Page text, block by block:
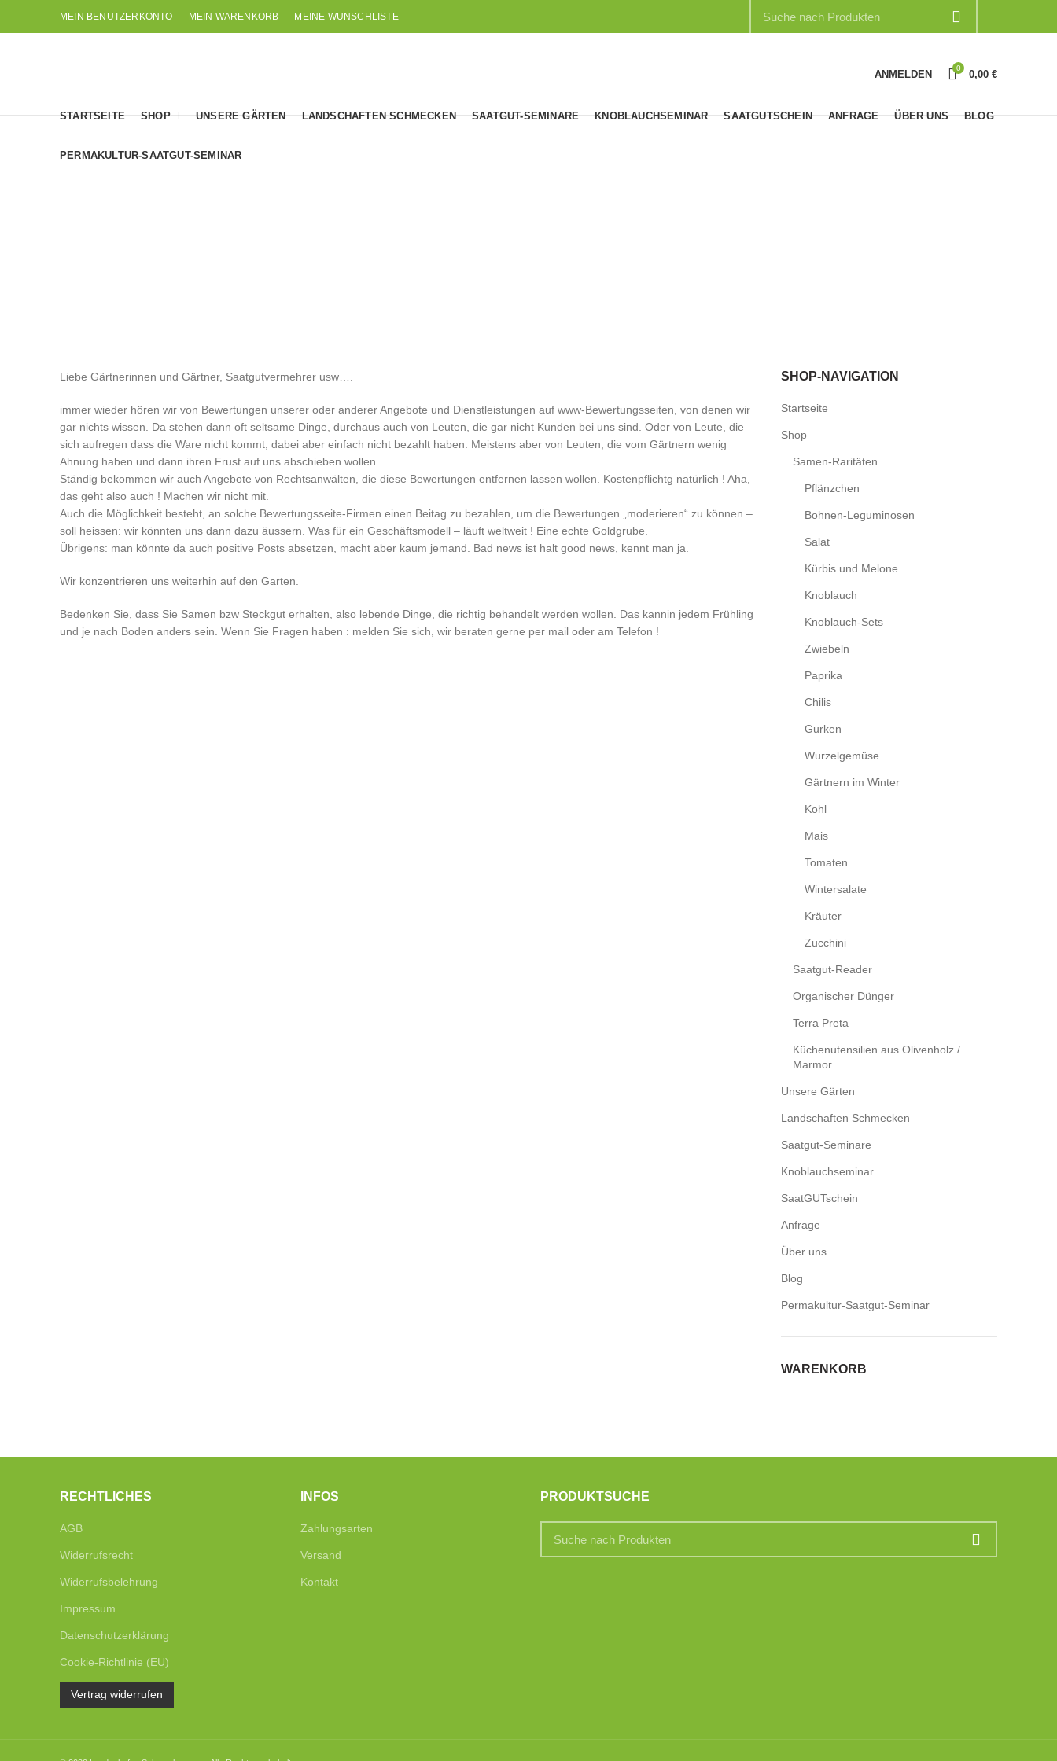
MEIN BENUTZERKONTO MEIN WARENKORB MEINE WUNSCHLISTE
ANMELDEN 0 0,00 €
STARTSEITE SHOP UNSERE GÄRTEN LANDSCHAFTEN SCHMECKEN SAATGUT-SEMINARE KNOBLAUCHSEMINAR SAATGUTSCHEIN ANFRAGE ÜBER UNS BLOG
PERMAKULTUR-SAATGUT-SEMINAR
Liebe Gärtnerinnen und Gärtner, Saatgutvermehrer usw….
immer wieder hören wir von Bewertungen unserer oder anderer Angebote und Dienstleistungen auf www-Bewertungsseiten, von denen wir
gar nichts wissen. Da stehen dann oft seltsame Dinge, durchaus auch von Leuten, die gar nicht Kunden bei uns sind. Oder von Leute, die
sich aufregen dass die Ware nicht kommt, dabei aber einfach nicht bezahlt haben. Meistens aber von Leuten, die vom Gärtnern wenig
Ahnung haben und dann ihren Frust auf uns abschieben wollen.
Ständig bekommen wir auch Angebote von Rechtsanwälten, die diese Bewertungen entfernen lassen wollen. Kostenpflichtg natürlich ! Aha,
das geht also auch ! Machen wir nicht mit.
Auch die Möglichkeit besteht, an solche Bewertungsseite-Firmen einen Beitag zu bezahlen, um die Bewertungen „moderieren“ zu können –
soll heissen: wir könnten uns dann dazu äussern. Was für ein Geschäftsmodell – läuft weltweit ! Eine echte Goldgrube.
Übrigens: man könnte da auch positive Posts absetzen, macht aber kaum jemand. Bad news ist halt good news, kennt man ja.
Wir konzentrieren uns weiterhin auf den Garten.
Bedenken Sie, dass Sie Samen bzw Steckgut erhalten, also lebende Dinge, die richtig behandelt werden wollen. Das kannin jedem Frühling
und je nach Boden anders sein. Wenn Sie Fragen haben : melden Sie sich, wir beraten gerne per mail oder am Telefon !
SHOP-NAVIGATION
Startseite
Shop
Samen-Raritäten
Pflänzchen
Bohnen-Leguminosen
Salat
Kürbis und Melone
Knoblauch
Knoblauch-Sets
Zwiebeln
Paprika
Chilis
Gurken
Wurzelgemüse
Gärtnern im Winter
Kohl
Mais
Tomaten
Wintersalate
Kräuter
Zucchini
Saatgut-Reader
Organischer Dünger
Terra Preta
Küchenutensilien aus Olivenholz /
Marmor
Unsere Gärten
Landschaften Schmecken
Saatgut-Seminare
Knoblauchseminar
SaatGUTschein
Anfrage
Über uns
Blog
Permakultur-Saatgut-Seminar
WARENKORB
RECHTLICHES
AGB
Widerrufsrecht
Widerrufsbelehrung
Impressum
Datenschutzerklärung
Cookie-Richtlinie (EU)
Vertrag widerrufen
INFOS
Zahlungsarten
Versand
Kontakt
PRODUKTSUCHE